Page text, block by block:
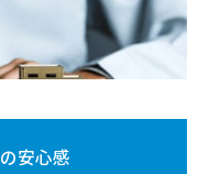
の安心感